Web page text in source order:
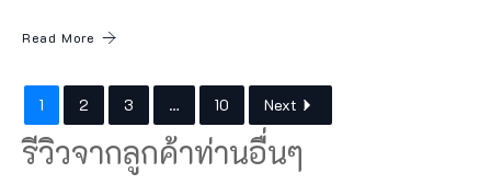
Read More
1 2 3 … 10 Next
รีวิวจากลูกค้าท่านอื่นๆ